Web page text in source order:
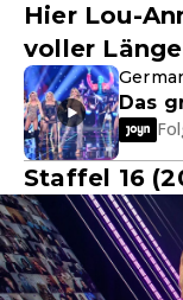
Hier Lou-
voller
Das
Staffel 16